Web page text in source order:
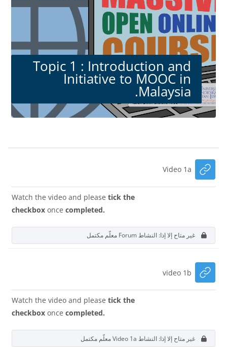
Topic 1 : Introduction and
Initiative to MOOC in
Malaysia.
الكتل
الخطوط العريضة للقسم
Video 1aرابط الكتروني
Watch the video and please tick the
checkbox once completed.
غير متاح إلا إذا: النشاطForum معلّم مكتمل
video 1bرابط الكتروني
Watch the video and please tick the
checkbox once completed.
غير متاح إلا إذا: النشاط Video 1aمعلّم مكتمل